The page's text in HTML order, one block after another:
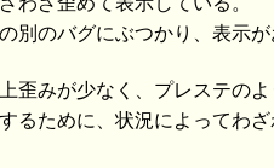
別のバグにぶつかり、表示が
歪みが少なく、プレステのよ
るために、状況によってわ